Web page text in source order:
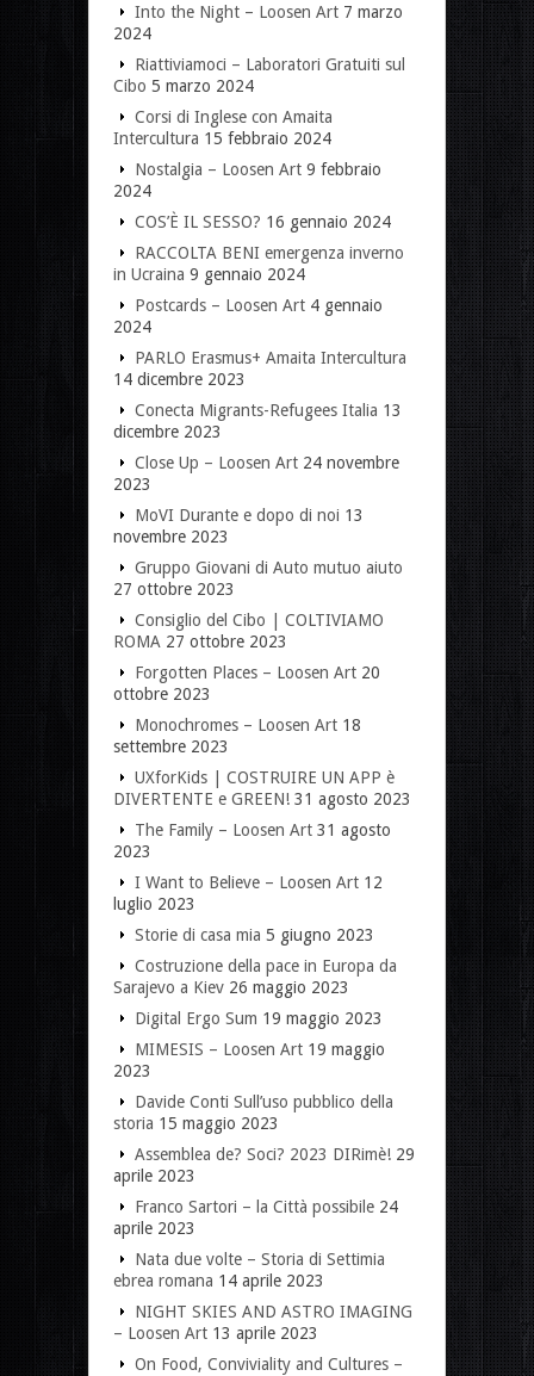
Into the Night – Loosen Art 7 marzo
2024
Riattiviamoci – Laboratori Gratuiti sul
Cibo 5 marzo 2024
Corsi di Inglese con Amaita
Intercultura 15 febbraio 2024
Nostalgia – Loosen Art 9 febbraio
2024
COS’È IL SESSO? 16 gennaio 2024
RACCOLTA BENI emergenza inverno
in Ucraina 9 gennaio 2024
Postcards – Loosen Art 4 gennaio
2024
PARLO Erasmus+ Amaita Intercultura
14 dicembre 2023
Conecta Migrants-Refugees Italia 13
dicembre 2023
Close Up – Loosen Art 24 novembre
2023
MoVI Durante e dopo di noi 13
novembre 2023
Gruppo Giovani di Auto mutuo aiuto
27 ottobre 2023
Consiglio del Cibo | COLTIVIAMO
ROMA 27 ottobre 2023
Forgotten Places – Loosen Art 20
ottobre 2023
Monochromes – Loosen Art 18
settembre 2023
UXforKids | COSTRUIRE UN APP è
DIVERTENTE e GREEN! 31 agosto 2023
The Family – Loosen Art 31 agosto
2023
I Want to Believe – Loosen Art 12
luglio 2023
Storie di casa mia 5 giugno 2023
Costruzione della pace in Europa da
Sarajevo a Kiev 26 maggio 2023
Digital Ergo Sum 19 maggio 2023
MIMESIS – Loosen Art 19 maggio
2023
Davide Conti Sull’uso pubblico della
storia 15 maggio 2023
Assemblea de? Soci? 2023 DIRimè! 29
aprile 2023
Franco Sartori – la Città possibile 24
aprile 2023
Nata due volte – Storia di Settimia
ebrea romana 14 aprile 2023
NIGHT SKIES AND ASTRO IMAGING
– Loosen Art 13 aprile 2023
On Food, Conviviality and Cultures –